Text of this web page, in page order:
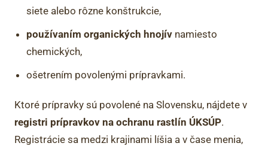
siete alebo rôzne konštrukcie,
používaním organických hnojív namiesto
chemických,
ošetrením povolenými prípravkami.
Ktoré prípravky sú povolené na Slovensku, nájdete v
registri prípravkov na ochranu rastlín ÚKSÚP.
Registrácie sa medzi krajinami líšia a v čase menia,